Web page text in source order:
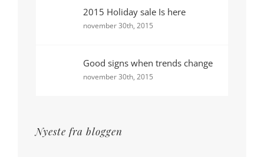
2015 Holiday sale Is here
november 30th, 2015
Good signs when trends change
november 30th, 2015
Nyeste fra bloggen